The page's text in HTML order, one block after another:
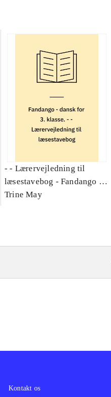
- - Lærervejledning til
læsestavebog - Fandango -
dansk for 3. klasse :
Trine May
Kontakt os